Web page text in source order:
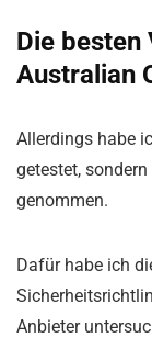
Die besten
Australian
Allerdings habe
getestet,
genommen.
Dafür habe ich
Anbieter